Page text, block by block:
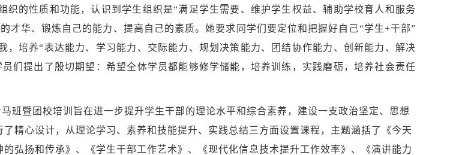
的性质和功能，认识到学生组织是“满足学生需要、维护学生权益、辅助学校育人和服务
才华、锻炼自己的能力、提高自己的素质。她要求同学们要定位和把握好自己“学生+干部”
培养“表达能力、学习能力、交际能力、规划决策能力、团结协作能力、创新能力、解决
员们提出了殷切期望：希望全体学员都能够修学储能，培养训练，实践磨砺，培养社会责任
班暨团校培训旨在进一步提升学生干部的理论水平和综合素养，建设一支政治坚定、思想
精心设计，从理论学习、素养和技能提升、实践总结三方面设置课程，主题涵括了《今天
弘扬和传承》、《学生干部工作艺术》、《现代化信息技术提升工作效率》、《演讲能力